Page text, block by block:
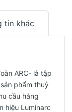
tin khác
ARC- là tập
phẩm thuỷ
cầu hằng
hiệu Luminarc